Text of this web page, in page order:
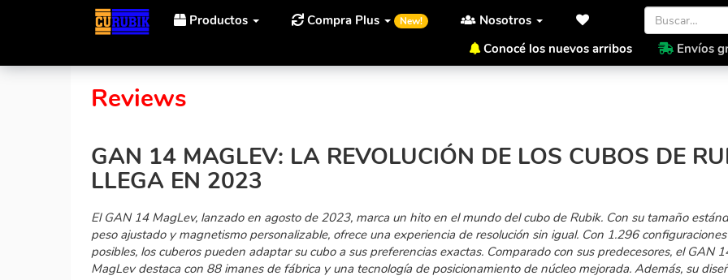
Productos Compra Plus New!
Nosotros
Conocé los nuevos arribos
Envíos
Gan 14 MagLev: La Revolución de los Cubos de Rubik llega en 2023
Reviews
GAN 14 MAGLEV: LA REVOLUCIÓN DE LOS CUBOS DE
LLEGA EN 2023
El GAN 14 MagLev, lanzado en agosto de 2023, marca un hito en el mundo del cubo de Rubik. Con su tamaño
peso ajustado y magnetismo personalizable, ofrece una experiencia de resolución sin igual. Con 1.296 configuraciones
posibles, los cuberos pueden adaptar su cubo a sus preferencias exactas. Comparado con sus predecesores, el GAN
MagLev destaca con 88 imanes de fábrica y una tecnología de posicionamiento de núcleo mejorada. Además, su